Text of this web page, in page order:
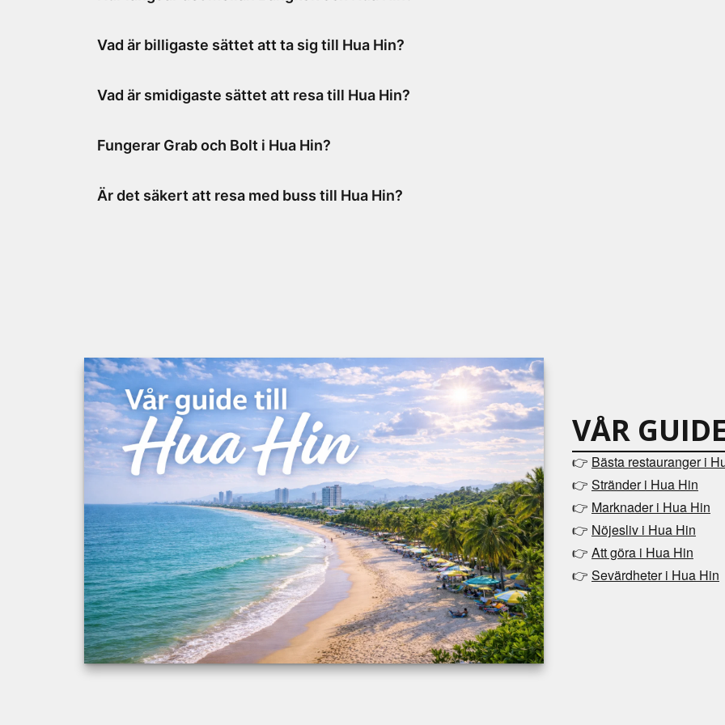
Vad är billigaste sättet att ta sig till Hua Hin?
Vad är smidigaste sättet att resa till Hua Hin?
Fungerar Grab och Bolt i Hua Hin?
man får tag i taxi.
Är det säkert att resa med buss till Hua Hin?
VÅR
👉 Bästa restauranger i
👉 Stränder i Hua Hin
👉 Marknader i Hua Hin
👉 Nöjesliv i Hua Hin
👉 Att göra i Hua Hin
👉 Sevärdheter i Hua Hin